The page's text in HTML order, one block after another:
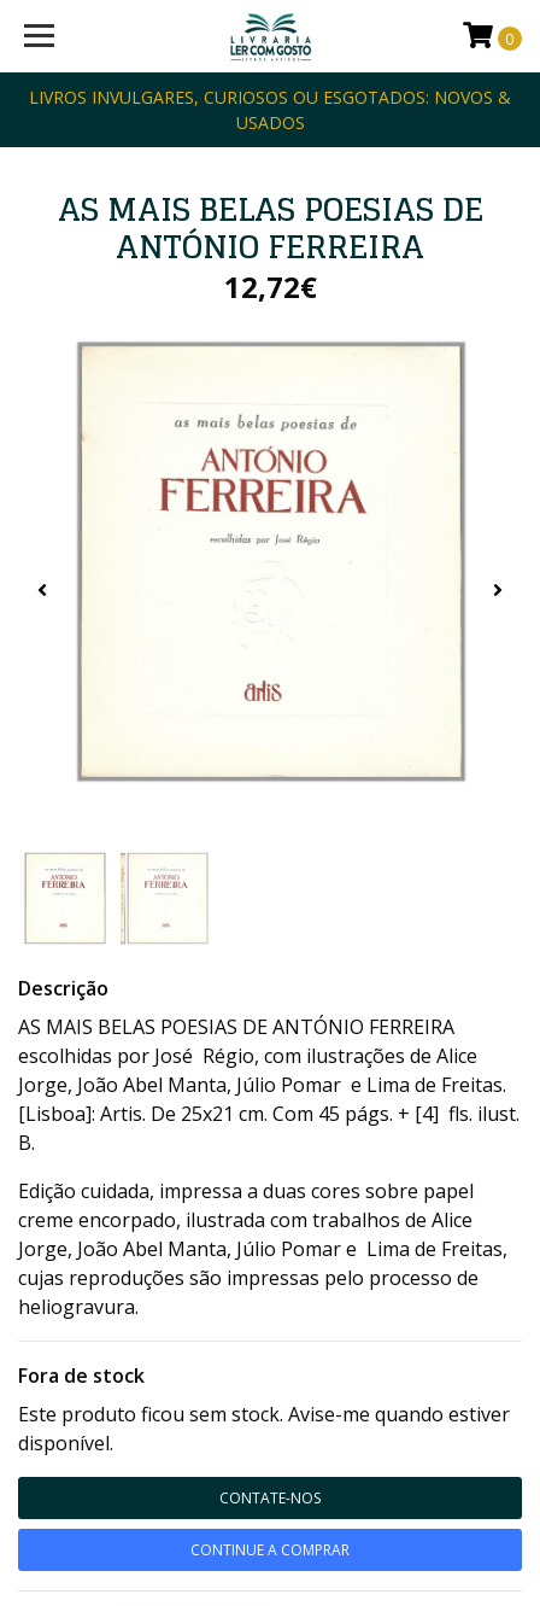
LIVROS INVULGARES, CURIOSOS OU ESGOTADOS: NOVOS &
USADOS
0
AS MAIS BELAS POESIAS DE
ANTÓNIO FERREIRA
12,72€
Descrição
AS MAIS BELAS POESIAS DE ANTÓNIO FERREIRA
escolhidas por José Régio, com ilustrações de Alice
Jorge, João Abel Manta, Júlio Pomar e Lima de Freitas.
[Lisboa]: Artis. De 25x21 cm. Com 45 págs. + [4] fls. ilust.
B.
Edição cuidada, impressa a duas cores sobre papel
creme encorpado, ilustrada com trabalhos de Alice
Jorge, João Abel Manta, Júlio Pomar e Lima de Freitas,
cujas reproduções são impressas pelo processo de
heliogravura.
Fora de stock
Este produto ficou sem stock. Avise-me quando estiver
disponível.
CONTATE-NOS
CONTINUE A COMPRAR